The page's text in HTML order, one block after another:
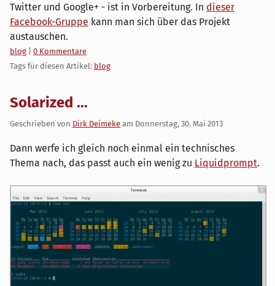
Twitter und Google+ - ist in Vorbereitung. In dieser
Facebook-Gruppe kann man sich über das Projekt
austauschen.
Kategorien:
blog
0 Kommentare
Tags für diesen Artikel: blog
Solarized ...
Geschrieben von Dirk Deimeke am Donnerstag, 30. Mai 2013
Dann werfe ich gleich noch einmal ein technisches
Thema nach, das passt auch ein wenig zu Liquidprompt.